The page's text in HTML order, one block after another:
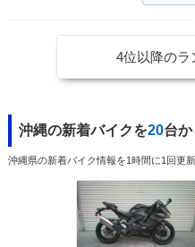
4位以降のラ
沖縄の新着バイクを20台
沖縄県の新着バイク情報を1時間に1回更